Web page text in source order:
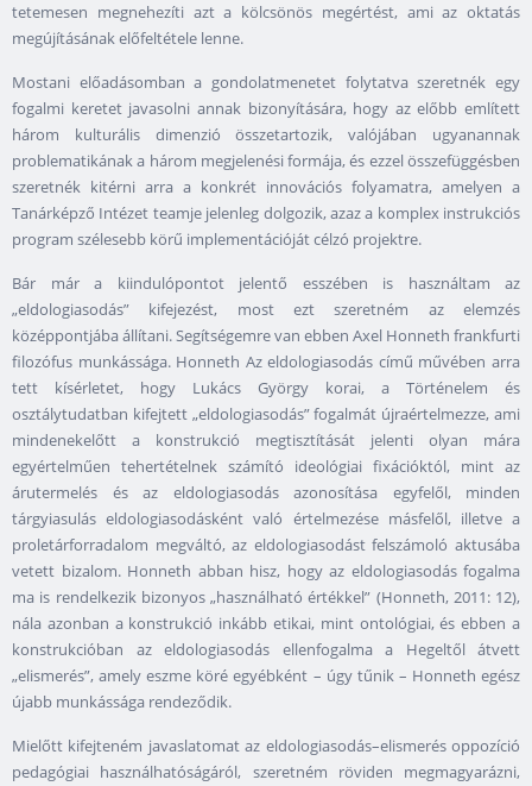
tetemesen megnehezíti azt a kölcsönös megértést, ami az oktatás
megújításának előfeltétele lenne.
Mostani előadásomban a gondolatmenetet folytatva szeretnék egy
fogalmi keretet javasolni annak bizonyítására, hogy az előbb említett
három kulturális dimenzió összetartozik, valójában ugyanannak
problematikának a három megjelenési formája, és ezzel összefüggésben
szeretnék kitérni arra a konkrét innovációs folyamatra, amelyen a
Tanárképző Intézet teamje jelenleg dolgozik, azaz a komplex instrukciós
program szélesebb körű implementációját célzó projektre.
Bár már a kiindulópontot jelentő esszében is használtam az
„eldologiasodás” kifejezést, most ezt szeretném az elemzés
középpontjába állítani. Segítségemre van ebben Axel Honneth frankfurti
filozófus munkássága. Honneth Az eldologiasodás című művében arra
tett kísérletet, hogy Lukács György korai, a Történelem és
osztálytudatban kifejtett „eldologiasodás” fogalmát újraértelmezze, ami
mindenekelőtt a konstrukció megtisztítását jelenti olyan mára
egyértelműen tehertételnek számító ideológiai fixációktól, mint az
árutermelés és az eldologiasodás azonosítása egyfelől, minden
tárgyiasulás eldologiasodásként való értelmezése másfelől, illetve a
proletárforradalom megváltó, az eldologiasodást felszámoló aktusába
vetett bizalom. Honneth abban hisz, hogy az eldologiasodás fogalma
ma is rendelkezik bizonyos „használható értékkel” (Honneth, 2011: 12),
nála azonban a konstrukció inkább etikai, mint ontológiai, és ebben a
konstrukcióban az eldologiasodás ellenfogalma a Hegeltől átvett
„elismerés”, amely eszme köré egyébként – úgy tűnik – Honneth egész
újabb munkássága rendeződik.
Mielőtt kifejteném javaslatomat az eldologiasodás–elismerés oppozíció
pedagógiai használhatóságáról, szeretném röviden megmagyarázni,